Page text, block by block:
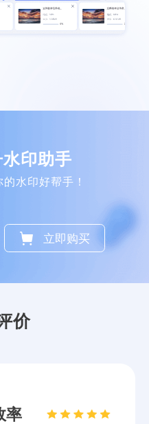
印助手
的水印好帮手！
立即购买
价
时，水印是最大的
好用，加水印去除
！
备